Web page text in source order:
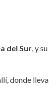
del Sur, y su
donde lleva